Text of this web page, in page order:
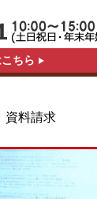
ちら
資料請求